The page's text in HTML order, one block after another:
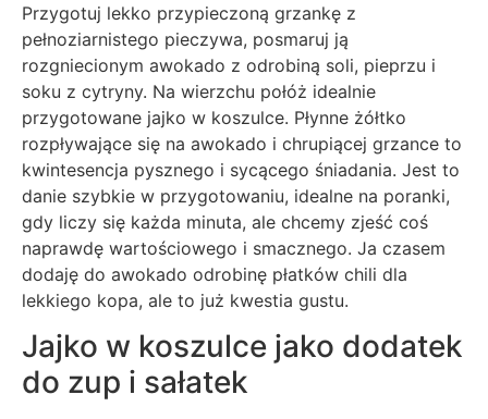
Przygotuj lekko przypieczoną grzankę z
pełnoziarnistego pieczywa, posmaruj ją
rozgniecionym awokado z odrobiną soli, pieprzu i
soku z cytryny. Na wierzchu połóż idealnie
przygotowane jajko w koszulce. Płynne żółtko
rozpływające się na awokado i chrupiącej grzance to
kwintesencja pysznego i sycącego śniadania. Jest to
danie szybkie w przygotowaniu, idealne na poranki,
gdy liczy się każda minuta, ale chcemy zjeść coś
naprawdę wartościowego i smacznego. Ja czasem
dodaję do awokado odrobinę płatków chili dla
lekkiego kopa, ale to już kwestia gustu.
Jajko w koszulce jako dodatek
do zup i sałatek